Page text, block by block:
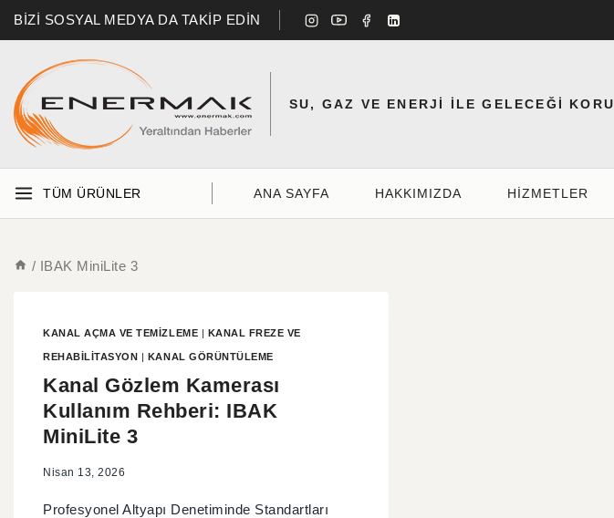
BİZİ SOSYAL MEDYA DA TAKİP EDİN
SU, GAZ VE ENERJİ İLE GELECEĞİ KORU
TÜM ÜRÜNLER ANA SAYFA HAKKIMIZDA HIZMETLER
/ IBAK MiniLite 3
KANAL AÇMA VE TEMIZLEME | KANAL FREZE VE
REHABILITASYON | KANAL GÖRÜNTÜLEME
Kanal Gözlem Kamerası
Kullanım Rehberi: IBAK
MiniLite 3
Nisan 13, 2026
Profesyonel Altyapı Denetiminde Standartları